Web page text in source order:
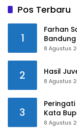
Pos Terbaru
1
Farhan
Bandung
8 Agustus
2 Hasil
8 Agustus
3
Kata
8 Agustus